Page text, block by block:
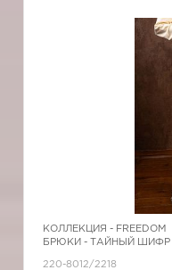
КОЛЛЕКЦИЯ - FREEDOM
БРЮКИ - ТАЙНЫЙ ШИФР
220-8012/2218